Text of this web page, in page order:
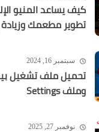
كيف يساعد المنيو
تطوير مطعمك وزيادة
سبتمبر 16, 2024
وملف Settings
نوفمبر 27, 2025